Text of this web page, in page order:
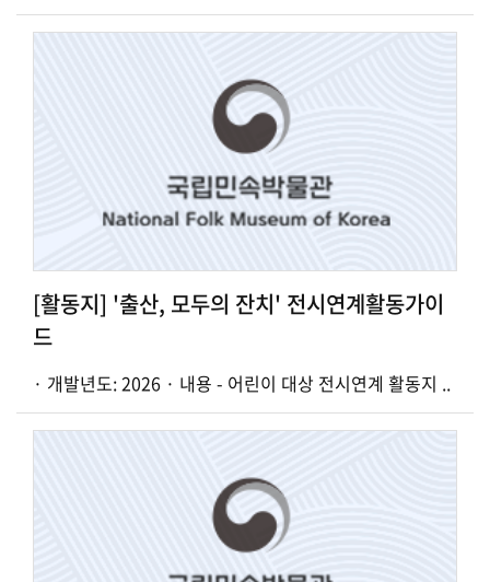
[활동지] '출산, 모두의 잔치' 전시연계활동가이
드
· 개발년도: 2026 · 내용 - 어린이 대상 전시연계 활동지 ..